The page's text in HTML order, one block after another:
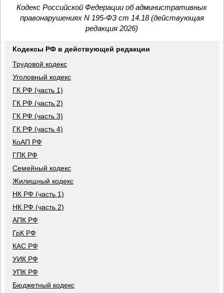
Кодекс Российской Федерации об административных
правонарушениях N 195-ФЗ ст 14.18 (действующая
редакция 2026)
Кодексы РФ в действующей редакции
Трудовой кодекс
Уголовный кодекс
ГК РФ (часть 1)
ГК РФ (часть 2)
ГК РФ (часть 3)
ГК РФ (часть 4)
КоАП РФ
ГПК РФ
Семейный кодекс
Жилищный кодекс
НК РФ (часть 1)
НК РФ (часть 2)
АПК РФ
ГрК РФ
КАС РФ
УИК РФ
УПК РФ
Бюджетный кодекс